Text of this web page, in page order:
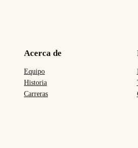
Acerca de
Equipo
Historia
Carreras